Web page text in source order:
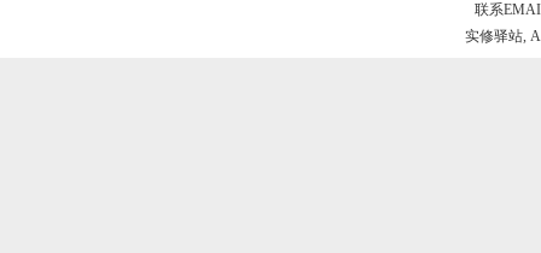
联系
实修驿站,